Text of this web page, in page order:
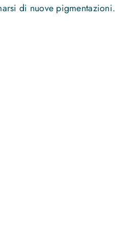
di nuove pigmentazioni.